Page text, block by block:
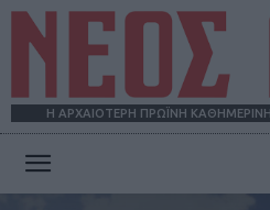
Η ΑΡΧΑΙΟΤΕΡΗ ΠΡΩΪΝΗ